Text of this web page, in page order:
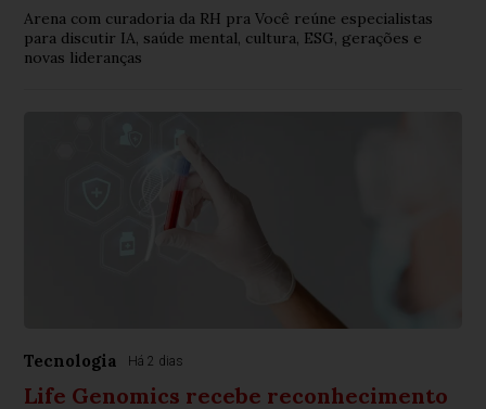
Arena com curadoria da RH pra Você reúne especialistas
para discutir IA, saúde mental, cultura, ESG, gerações e
novas lideranças
Tecnologia Há 2 dias
Life Genomics recebe reconhecimento